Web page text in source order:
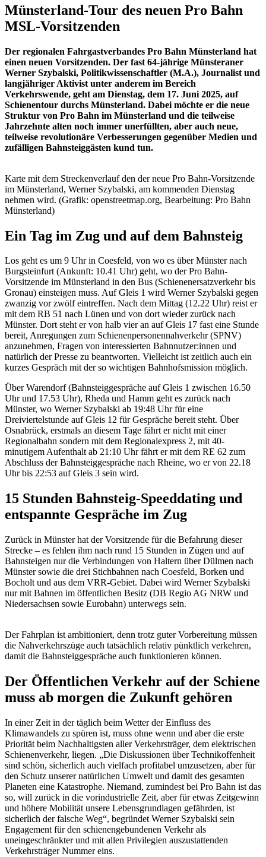
Münsterland-Tour des neuen Pro Bahn
MSL-Vorsitzenden
Der regionalen Fahrgastverbandes Pro Bahn Münsterland hat
einen neuen Vorsitzenden. Der fast 64-jährige Münsteraner
Werner Szybalski, Politikwissenschaftler (M.A.), Journalist und
langjähriger Aktivist unter anderem im Bereich
Verkehrswende, geht am Dienstag, dem 17. Juni 2025, auf
Schienentour durchs Münsterland. Dabei möchte er die neue
Struktur von Pro Bahn im Münsterland und die teilweise
Jahrzehnte alten noch immer unerfüllten, aber auch neue,
teilweise revolutionäre Verbesserungen gegenüber Medien und
zufälligen Bahnsteiggästen kund tun.
Karte mit dem Streckenverlauf den der neue Pro Bahn-Vorsitzende
im Münsterland, Werner Szybalski, am kommenden Dienstag
nehmen wird. (Grafik: openstreetmap.org, Bearbeitung: Pro Bahn
Münsterland)
Ein Tag im Zug und auf dem Bahnsteig
Los geht es um 9 Uhr in Coesfeld, von wo es über Münster nach
Burgsteinfurt (Ankunft: 10.41 Uhr) geht, wo der Pro Bahn-
Vorsitzende im Münsterland in den Bus (Schienenersatzverkehr bis
Gronau) einsteigen muss. Auf Gleis 1 wird Werner Szybalski gegen
zwanzig vor zwölf eintreffen. Nach dem Mittag (12.22 Uhr) reist er
mit dem RB 51 nach Lünen und von dort wieder zurück nach
Münster. Dort steht er von halb vier an auf Gleis 17 fast eine Stunde
bereit, Anregungen zum Schienenpersonennahverkehr (SPNV)
anzunehmen, Fragen von interessierten Bahnnutzer:innen und
natürlich der Presse zu beantworten. Vielleicht ist zeitlich auch ein
kurzes Gespräch mit der so wichtigen Bahnhofsmission möglich.
Über Warendorf (Bahnsteiggespräche auf Gleis 1 zwischen 16.50
Uhr und 17.53 Uhr), Rheda und Hamm geht es zurück nach
Münster, wo Werner Szybalski ab 19:48 Uhr für eine
Dreiviertelstunde auf Gleis 12 für Gespräche bereit steht. Über
Osnabrück, erstmals an diesem Tage fährt er nicht mit einer
Regionalbahn sondern mit dem Regionalexpress 2, mit 40-
minutigem Aufenthalt ab 21:10 Uhr fährt er mit dem RE 62 zum
Abschluss der Bahnsteiggespräche nach Rheine, wo er von 22.18
Uhr bis 22:53 auf Gleis 3 sein wird.
15 Stunden Bahnsteig-Speeddating und
entspannte Gespräche im Zug
Zurück in Münster hat der Vorsitzende für die Befahrung dieser
Strecke – es fehlen ihm nach rund 15 Stunden in Zügen und auf
Bahnsteigen nur die Verbindungen von Haltern über Dülmen nach
Münster sowie die drei Stichbahnen nach Coesfeld, Borken und
Bocholt und aus dem VRR-Gebiet. Dabei wird Werner Szybalski
nur mit Bahnen im öffentlichen Besitz (DB Regio AG NRW und
Niedersachsen sowie Eurobahn) unterwegs sein.
Der Fahrplan ist ambitioniert, denn trotz guter Vorbereitung müssen
die Nahverkehrszüge auch tatsächlich relativ pünktlich verkehren,
damit die Bahnsteiggespräche auch funktionieren können.
Der Öffentlichen Verkehr auf der Schiene
muss ab morgen die Zukunft gehören
In einer Zeit in der täglich beim Wetter der Einfluss des
Klimawandels zu spüren ist, muss ohne wenn und aber die erste
Priorität beim Nachhaltigsten aller Verkehrsträger, dem elektrischen
Schienenverkehr, liegen. „Die Diskussionen über Technikoffenheit
sind schön, sicherlich auch vielfach profitabel umzusetzen, aber für
den Schutz unserer natürlichen Umwelt und damit des gesamten
Planeten eine Katastrophe. Niemand, zumindest bei Pro Bahn ist das
so, will zurück in die vorindustrielle Zeit, aber für etwas Zeitgewinn
und höhere Mobilität unsere Lebensgrundlagen gefährden, ist
sicherlich der falsche Weg“, begründet Werner Szybalski sein
Engagement für den schienengebundenen Verkehr als
uneingeschränkter und mit allen Privilegien auszustattenden
Verkehrsträger Nummer eins.